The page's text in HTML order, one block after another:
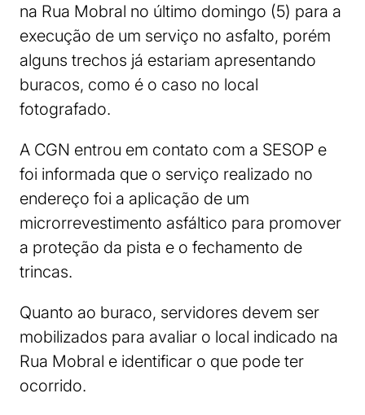
na Rua Mobral no último domingo (5) para a
execução de um serviço no asfalto, porém
alguns trechos já estariam apresentando
buracos, como é o caso no local
fotografado.
A CGN entrou em contato com a SESOP e
foi informada que o serviço realizado no
endereço foi a aplicação de um
microrrevestimento asfáltico para promover
a proteção da pista e o fechamento de
trincas.
Quanto ao buraco, servidores devem ser
mobilizados para avaliar o local indicado na
Rua Mobral e identificar o que pode ter
ocorrido.